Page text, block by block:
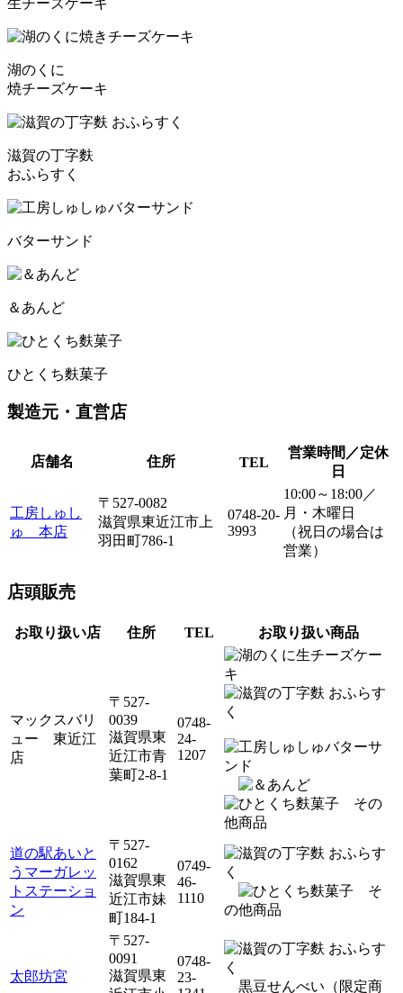
湖のくに
焼チーズケーキ
滋賀の丁字麩
おふらすく
バターサンド
＆あんど
ひとくち麩菓子
製造元・直営店
店舗名 住所 TEL
営業時間／定休
日
工房しゅし
ゅ 本店
〒527-0082
滋賀県東近江市上
羽田町786-1
0748-20-
3993
10:00～18:00／
月・木曜日
（祝日の場合は
営業）
店頭販売
お取り扱い店 住所 TEL お取り扱い商品
マックスバリ
ュー 東近江
店
〒527-
0039
滋賀県東
近江市青
葉町2-8-1
0748-
24-
1207
その
他商品
道の駅あいと
うマーガレッ
トステーショ
ン
〒527-
0162
滋賀県東
近江市妹
町184-1
0749-
46-
1110
そ
の他商品
太郎坊宮
〒527-
0091
滋賀県東
0748-
23-
黒豆せんべい（限定商